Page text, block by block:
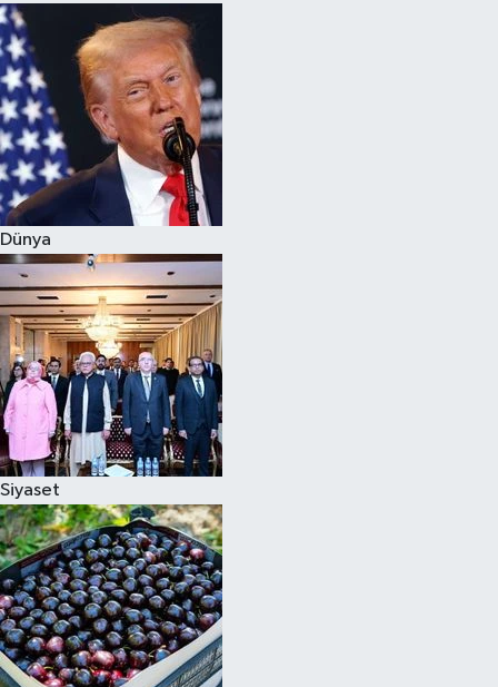
Dünya
Siyaset
Kim kimdir?
Kültür Sanat
Sağlık
Siyaset
Teknoloji
Televizyon
Yaşam-Çevre